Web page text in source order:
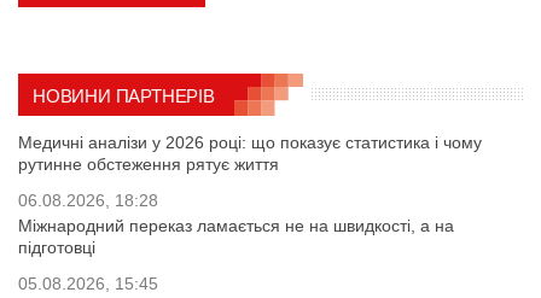
НОВИНИ ПАРТНЕРІВ
Медичні аналізи у 2026 році: що показує статистика і чому
рутинне обстеження рятує життя
06.08.2026, 18:28
Міжнародний переказ ламається не на швидкості, а на
підготовці
05.08.2026, 15:45